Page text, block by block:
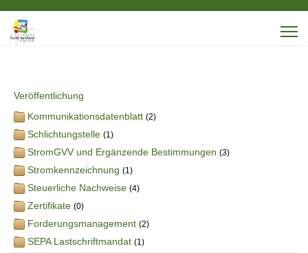
Veröffentlichung
Kommunikationsdatenblatt (2)
Schlichtungstelle (1)
StromGVV und Ergänzende Bestimmungen (3)
Stromkennzeichnung (1)
Steuerliche Nachweise (4)
Zertifikate (0)
Forderungsmanagement (2)
SEPA Lastschriftmandat (1)